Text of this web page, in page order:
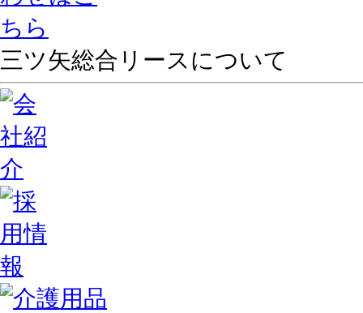
三ツ矢総合リースについて